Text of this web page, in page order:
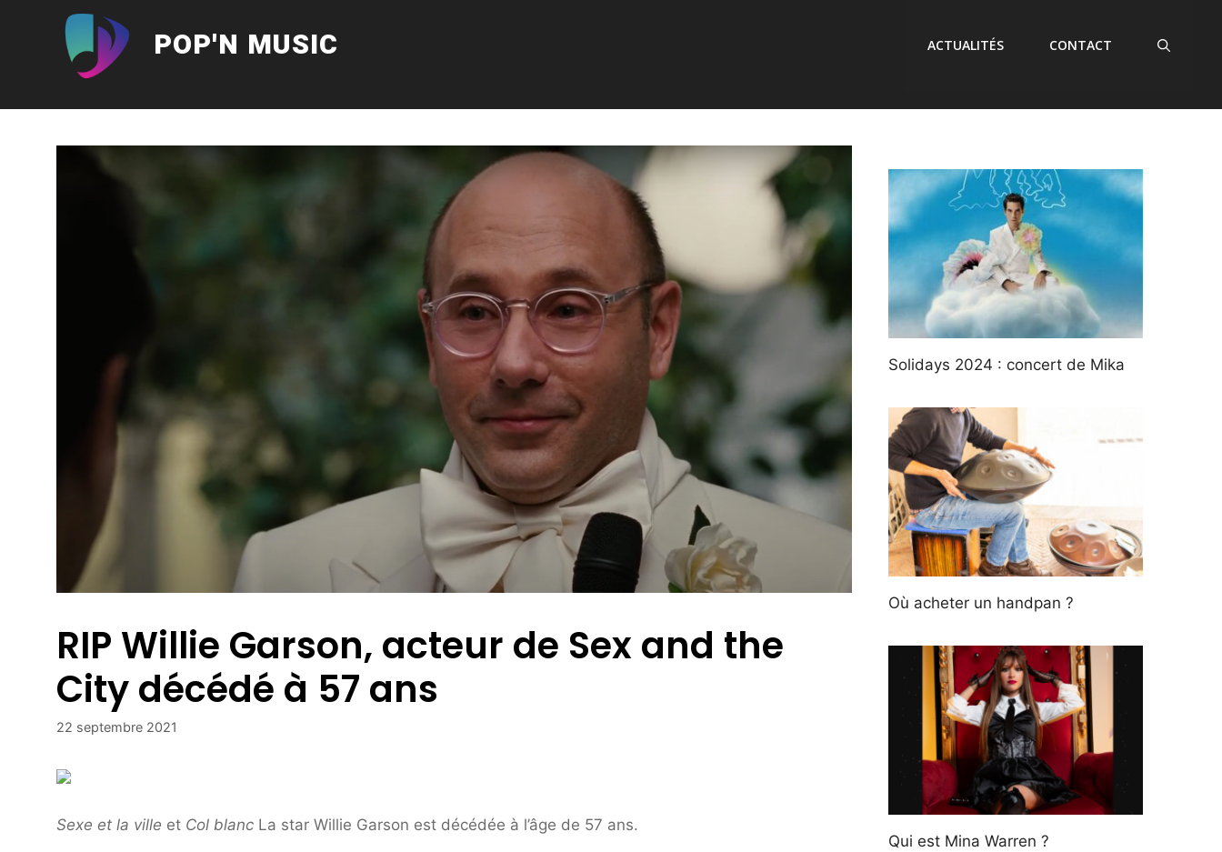
POP'N MUSIC ACTUALITÉS CONTACT
RIP Willie Garson, acteur de Sex and the
City décédé à 57 ans
22 septembre 2021
Sexe et la ville et Col blanc La star Willie Garson est décédée à l’âge de 57 ans.
Solidays 2024 : concert de Mika
Où acheter un handpan ?
Qui est Mina Warren ?